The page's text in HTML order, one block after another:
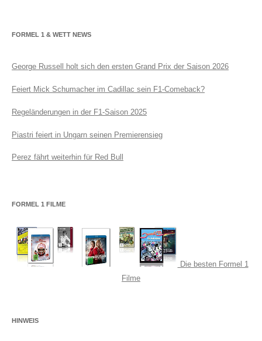
FORMEL 1 & WETT NEWS
George Russell holt sich den ersten Grand Prix der Saison 2026
Feiert Mick Schumacher im Cadillac sein F1-Comeback?
Regeländerungen in der F1-Saison 2025
Piastri feiert in Ungarn seinen Premierensieg
Perez fährt weiterhin für Red Bull
FORMEL 1 FILME
Die besten Formel 1
Filme
HINWEIS